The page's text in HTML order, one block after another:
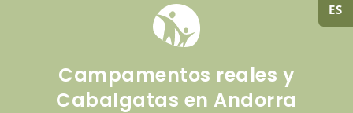
ES
Campamentos reales y
Cabalgatas en Andorra